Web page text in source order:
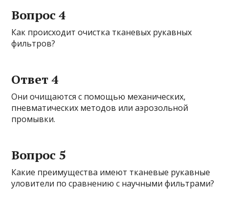
Вопрос 4
Как происходит очистка тканевых рукавных
фильтров?
Ответ 4
Они очищаются с помощью механических,
пневматических методов или аэрозольной
промывки.
Вопрос 5
Какие преимущества имеют тканевые рукавные
уловители по сравнению с научными фильтрами?